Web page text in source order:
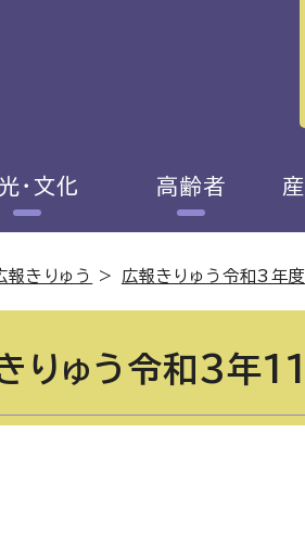
・文化 高齢者
報きりゅう > 広報きりゅう令和3年
りゅう令和3年